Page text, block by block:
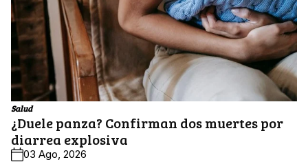
Salud
¿Duele panza? Confirman dos muertes por
diarrea explosiva
03 Ago, 2026